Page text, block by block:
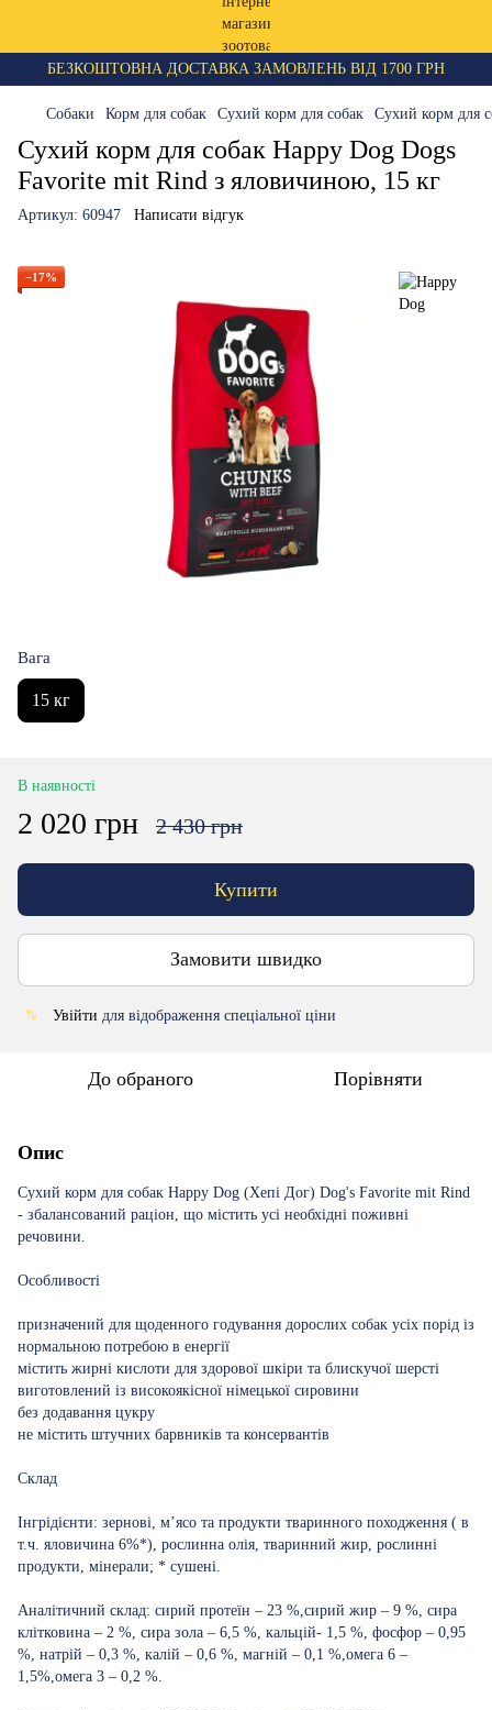
БЕЗКОШТОВНА ДОСТАВКА ЗАМОВЛЕНЬ ВІД 1700 ГРН
Собаки Корм для собак Сухий корм для собак Сухий корм для
Сухий корм для собак Happy Dog Dogs
Favorite mit Rind з яловичиною, 15 кг
Артикул: 60947 Написати відгук
−17%
Вага
15 кг
В наявності
2 020 грн 2 430 грн
Купити
Замовити швидко
% Увійти для відображення спеціальної ціни
До обраного Порівняти
Опис
Сухий корм для собак Happy Dog (Хепі Дог) Dog's Favorite mit Rind
- збалансований раціон, що містить усі необхідні поживні
речовини.
Особливості
призначений для щоденного годування дорослих собак усіх порід із
нормальною потребою в енергії
містить жирні кислоти для здорової шкіри та блискучої шерсті
виготовлений із високоякісної німецької сировини
без додавання цукру
не містить штучних барвників та консервантів
Склад
Інгрідієнти: зернові, м’ясо та продукти тваринного походження ( в
т.ч. яловичина 6%*), рослинна олія, тваринний жир, рослинні
продукти, мінерали; * сушені.
Аналітичний склад: сирий протеїн – 23 %,сирий жир – 9 %, сира
клітковина – 2 %, сира зола – 6,5 %, кальцій- 1,5 %, фосфор – 0,95
%, натрій – 0,3 %, калій – 0,6 %, магній – 0,1 %,омега 6 –
1,5%,омега 3 – 0,2 %.